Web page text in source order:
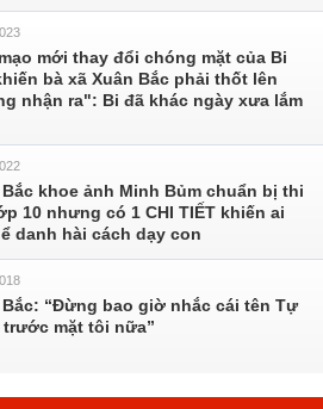
mới thay đổi chóng mặt của Bi
bà xã Xuân Bắc phải thốt lên
nhận ra": Bi đã khác ngày xưa lắm
Bắc khoe ảnh Minh Bủm chuẩn bị thi
10 nhưng có 1 CHI TIẾT khiến ai
danh hài cách dạy con
Bắc: “Đừng bao giờ nhắc cái tên Tự
trước mặt tôi nữa”